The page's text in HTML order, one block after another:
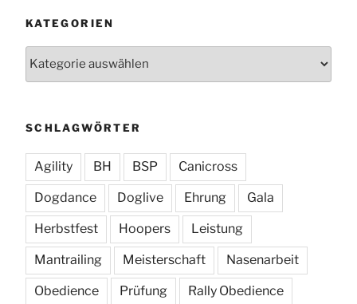
KATEGORIEN
SCHLAGWÖRTER
Agility BH BSP Canicross
Dogdance Doglive Ehrung Gala
Herbstfest Hoopers Leistung
Mantrailing Meisterschaft Nasenarbeit
Obedience Prüfung Rally Obedience